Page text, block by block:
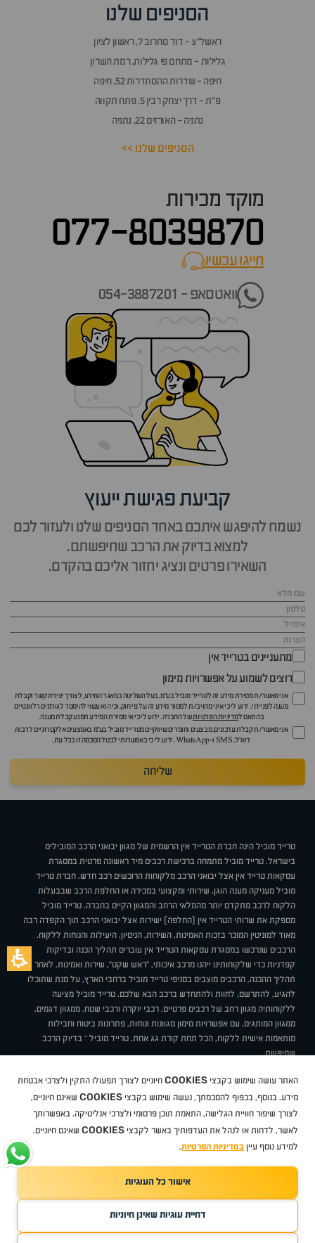
הסניפים שלנו
ראשל״צ - דוד סחרוב 7, ראשון לציון
גלילות - מתחם פי גלילות, רמת השרון
חיפה - שדרות ההסתדרות 52, חיפה
פ״ת - דרך יצחק רבין 5, פתח תקווה
נתניה - האורזים 22, נתניה
הסניפים שלנו >>
מוקד מכירות
077-8039870
חייגו עכשיוcall now
וואטסאפ - 054-3887201
קביעת פגישת ייעוץ
נשמח להיפגש איתכם באחד הסניפים שלנו ולעזור לכם
למצוא בדיוק את הרכב שחיפשתם.
השאירו פרטים ונציג יחזור אליכם בהקדם.
מתעניינים בטרייד אין
רוצים לשמוע על אפשרויות מימון
אני מאשר/ת מסירת מידע זה לטרייד מוביל בע"מ, בעל השליטה במאגר המידע, לצורך יצירת קשר וקבלת
מענה לפנייתי. ידוע לי כי איני מחויב/ת למסור מידע זה על פי חוק, וכי הוא עשוי להימסר לגורמים רלוונטיים
בהתאם למדיניות הפרטיותשל החברה. ידוע לי כי אי מסירת המידע תמנע קבלת מענה.
אני מאשר/ת קבלת עדכונים, מבצעים וחומרים שיווקיים מטרייד מוביל בע"מ באמצעים אלקטרוניים לרבות
דוא״ל, SMS ו-WhatsApp. ידוע לי כי באפשרותי לבטל הסכמה זו בכל עת.
שליחה
טרייד מוביל הינה חברת הטרייד אין הרשמית של מגוון יבואני הרכב המובילים
בישראל. טרייד מוביל מתמחה ברכישת רכבים מיד ראשונה פרטית במסגרת
עסקאות טרייד אין אצל יבואני הרכב מלקוחות הרוכשים רכב חדש. חברת טרייד
מוביל מעניקה מענה הוגן, שירותי ומקצועי במכירה או החלפת הרכב שבבעלות
הלקוח לרכב מתקדם יותר מהמלאי הרחב והמגוון הקיים בחברה. טרייד מוביל
מספקת את שרותי הטרייד אין (החלפה) ישירות אצל יבואני הרכב תוך הקפדה רבה
מאוד למוניטין המוכר בזכות האמינות, השירות, הניסיון, היעילות והנוחות ללקוח.
הרכבים שנרכשו במסגרת עסקאות הטרייד אין עוברים תהליך הכנה ובדיקות
קפדניות כדי שלקוחותינו ייהנו מרכב איכותי, "ראש שקט", שירות ואמינות. לאחר
תהליך ההכנה, הרכבים מוצבים בסניפי טרייד מוביל ברחבי הארץ, על מנת שתוכלו
להגיע, להתרשם, לחוות ולהתחדש ברכב הבא שלכם. טרייד מוביל מציעה
ללקוחותיה מגוון רחב של רכבים פרטיים, רכבי יוקרה ורכבי שטח, ממגוון דגמים,
ממגוון המותגים, עם אפשרויות מימון מגוונות ונוחות, פתרונות ביטוח וחבילות
מותאמות אישית ללקוח, הכל תחת קורת גג אחת. טרייד מוביל – בדיוק הרכב
שחיפשת.
תקנוןBUY BACKמבצעיםמגזין טרייד מובילאיך זה עובד? דרושים
ניהול העדפות עוגיות
סיטרואן אופלפיג'וMG
Geelyמזדהבי ווי דיצ'רי טסלהניסאןטויוטהדאצ'יהפולקסווגןטסלה
ב מ וולקסוסאאודיסקודהיונדאירנושברולט אקספנג
TradeMobile instagram
TradeMobile facebook
כל הזכויות שמורות טרייד מוביל2026
האתר עושה שימוש בקבצי COOKIES חיוניים לצורך תפעולו התקין ולצרכי אבטחת
מידע. בנוסף, בכפוף להסכמתך, נעשה שימוש בקבצי COOKIES שאינם חיוניים,
לצורך שיפור חוויית הגלישה, התאמת תוכן פרסומי ולצרכי אנליטיקה. באפשרותך
לאשר, לדחות או לנהל את העדפותיך באשר לקבצי COOKIES שאינם חיוניים.
למידע נוסף עיין במדיניות הפרטיות.
אישור כל העוגיות
דחיית עוגיות שאינן חיוניות